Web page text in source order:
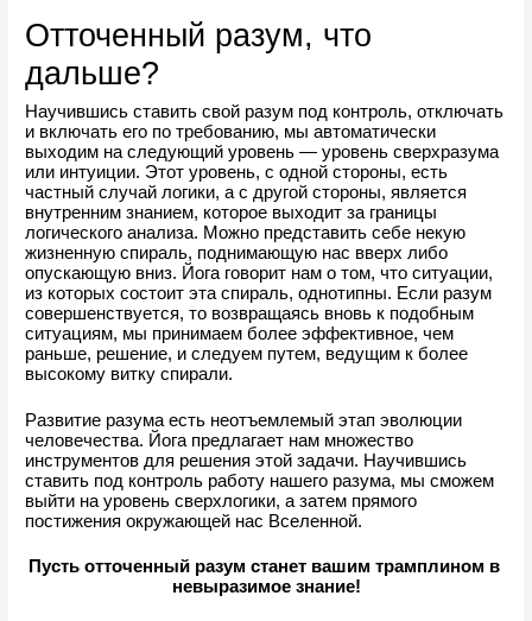
Отточенный разум, что
дальше?
Научившись ставить свой разум под контроль, отключать
и включать его по требованию, мы автоматически
выходим на следующий уровень — уровень сверхразума
или интуиции. Этот уровень, с одной стороны, есть
частный случай логики, а с другой стороны, является
внутренним знанием, которое выходит за границы
логического анализа. Можно представить себе некую
жизненную спираль, поднимающую нас вверх либо
опускающую вниз. Йога говорит нам о том, что ситуации,
из которых состоит эта спираль, однотипны. Если разум
совершенствуется, то возвращаясь вновь к подобным
ситуациям, мы принимаем более эффективное, чем
раньше, решение, и следуем путем, ведущим к более
высокому витку спирали.
Развитие разума есть неотъемлемый этап эволюции
человечества. Йога предлагает нам множество
инструментов для решения этой задачи. Научившись
ставить под контроль работу нашего разума, мы сможем
выйти на уровень сверхлогики, а затем прямого
постижения окружающей нас Вселенной.
Пусть отточенный разум станет вашим трамплином в
невыразимое знание!